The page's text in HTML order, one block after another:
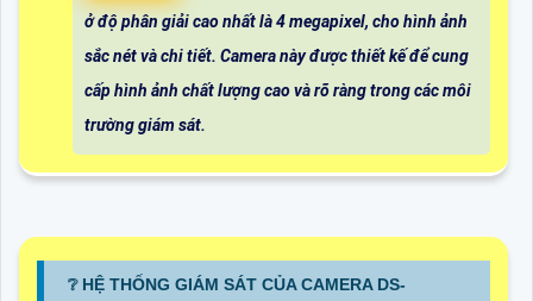
ở độ phân giải cao nhất là 4 megapixel, cho hình ảnh
sắc nét và chi tiết. Camera này được thiết kế để cung
cấp hình ảnh chất lượng cao và rõ ràng trong các môi
trường giám sát.
❔ HỆ THỐNG GIÁM SÁT CỦA CAMERA DS-